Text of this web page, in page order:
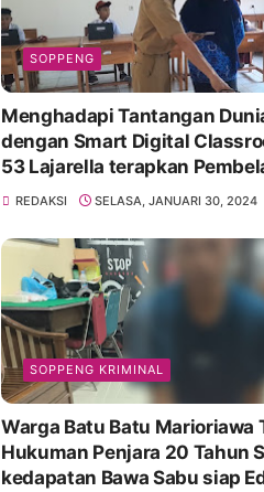
SOPPENG
Menghadapi Tantangan
dengan Smart Digital
53 Lajarella terapkan
Class Device
REDAKSI SELASA, JANUARI 30, 2024
SOPPENG KRIMINAL
Warga Batu Batu Marioriawa
Hukuman Penjara 20 Tahun
kedapatan Bawa Sabu siap